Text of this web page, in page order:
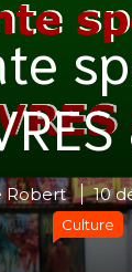
Robert 10
Culture